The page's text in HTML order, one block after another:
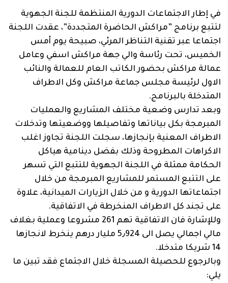
في إطار الاجتماعات الدورية المنتظمة للجنة الجهوية
لتتبع برنامج ”مراكش الحاضرة المتجددة”، عقدت اللجنة
اجتماعا عبر تقنية التناظر المرئي، صبيحة يوم أمس
الخميس، تحت رئاسة والي جهة مراكش اسفي وعامل
عمالة مراكش بحضور الكاتب العام للعمالة والنائب
الاول لرئيسة مجلس جماعة مراكش وكل الاطراف
المتدخلة بالبرنامج.
وبعد تدارس وضعية مختلف المشاريع والعمليات
المبرمجة بكل بياناتها وتفاصيلها ووضعيتها وتدخلات
الاطراف المعنية بإنجازها، سجلت اللجنة تجاوز اغلب
الاكراهات المطروحة وذلك بفضل دينامية هياكل
الحكامة ممثلة في اللجنة الجهوية للتتبع التي تسهر
على التتبع المستمر للمشاريع المبرمجة من خلال
اجتماعاتها الدورية و من خلال الزيارات الميدانية، علاوة
على تجند كل الاطراف المنخرطة في الاتفاقية.
وللإشارة فان الاتفاقية تهم 261 مشروعا وعملية بغلاف
مالي اجمالي يصل الى 5٫924 مليار درهم ينخرط لانجازها
14 شريكا متدخلا.
وبالرجوع للحصيلة المسجلة خلال الاجتماع فقد تبين ما
يلي: